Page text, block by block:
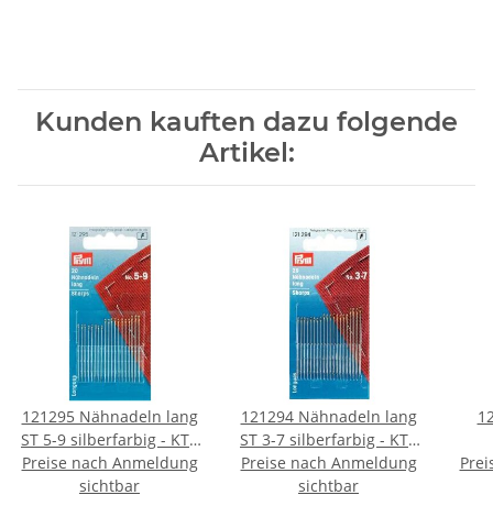
Kunden kauften dazu folgende
Artikel:
121295 Nähnadeln lang
ST 5-9 silberfarbig - KTE
á 20 ST
Preise nach Anmeldung
sichtbar
121294 Nähnadeln lang
ST 3-7 silberfarbig - KTE
á 20 ST
Preise nach Anmeldung
sichtbar